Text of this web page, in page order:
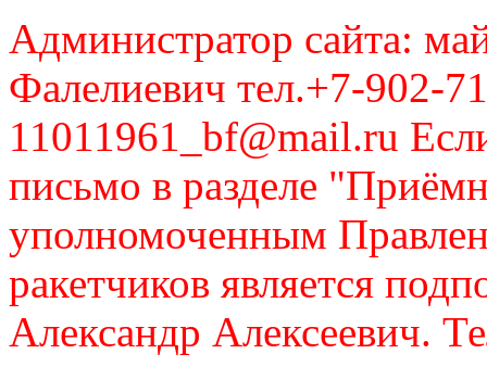
Администратор сайта:
Фалелиевич тел.+7-902-
11011961_bf@mail.ru
письмо в разделе
уполномоченным
ракетчиков является
Александр Алексеевич.